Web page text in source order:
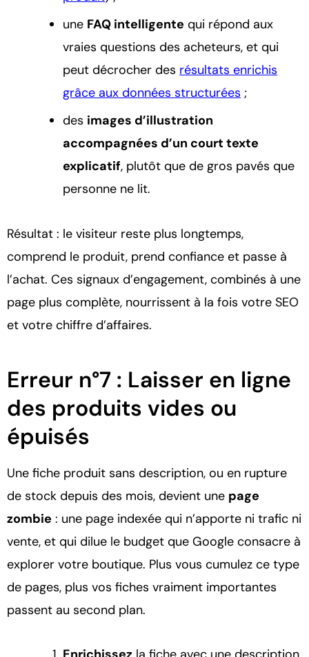
une FAQ intelligente qui répond aux
vraies questions des acheteurs, et qui
peut décrocher des résultats enrichis
grâce aux données structurées ;
des images d’illustration
accompagnées d’un court texte
explicatif, plutôt que de gros pavés que
personne ne lit.
Résultat : le visiteur reste plus longtemps,
comprend le produit, prend confiance et passe à
l’achat. Ces signaux d’engagement, combinés à une
page plus complète, nourrissent à la fois votre SEO
et votre chiffre d’affaires.
Erreur n°7 : Laisser en ligne
des produits vides ou
épuisés
Une fiche produit sans description, ou en rupture
de stock depuis des mois, devient une page
zombie : une page indexée qui n’apporte ni trafic ni
vente, et qui dilue le budget que Google consacre à
explorer votre boutique. Plus vous cumulez ce type
de pages, plus vos fiches vraiment importantes
passent au second plan.